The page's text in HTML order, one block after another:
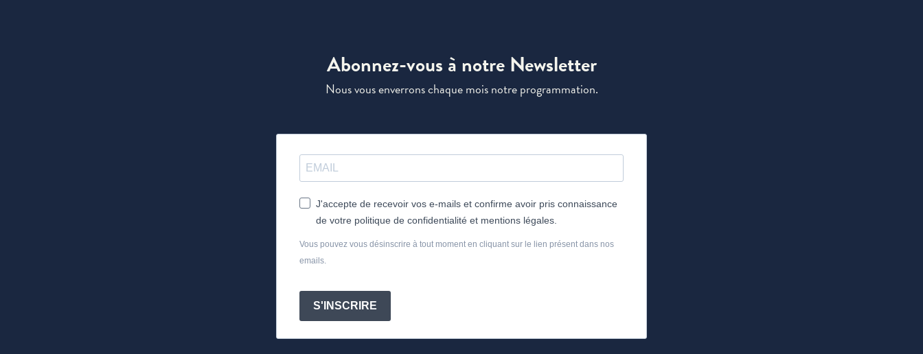
Abonnez-vous à notre Newsletter
Nous vous enverrons chaque mois notre programmation.
J'accepte de recevoir vos e-mails et confirme avoir pris connaissance
de votre politique de confidentialité et mentions légales.
Vous pouvez vous désinscrire à tout moment en cliquant sur le lien présent dans nos
emails.
S'INSCRIRE